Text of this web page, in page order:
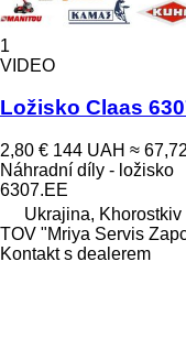
1
VIDEO
Ložisko Claas
2,80 € 144 UAH ≈
Náhradní díly - ložisko
6307.ЕЕ
Ukrajina, Khorostkiv
TOV "Mriya Servis
Kontakt s dealerem